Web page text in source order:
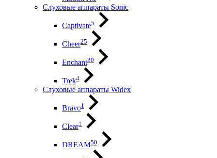
Слуховые аппараты Sonic
Captivate5
Cheer25
Enchant20
Trek4
Слуховые аппараты Widex
Bravo1
Clear1
DREAM50